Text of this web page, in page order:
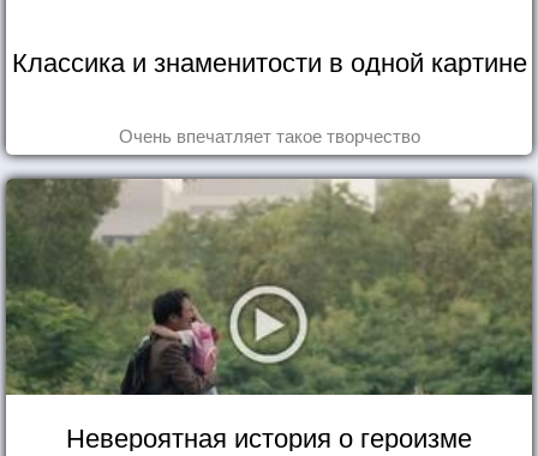
Классика и знаменитости в одной картине
Очень впечатляет такое творчество
Невероятная история о героизме